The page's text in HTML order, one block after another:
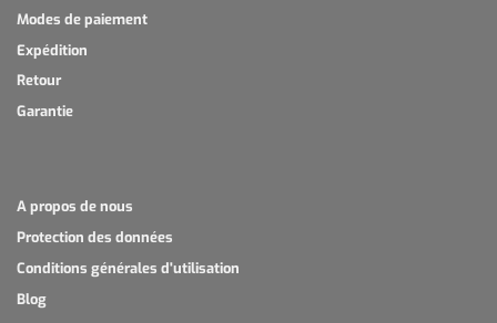
Modes de paiement
Expédition
Retour
Garantie
A propos de nous
Protection des données
Conditions générales d'utilisation
Blog